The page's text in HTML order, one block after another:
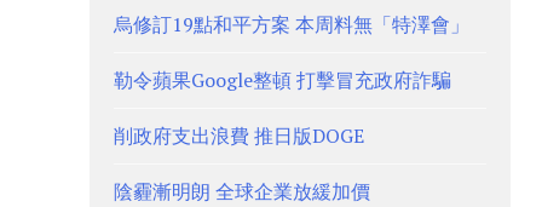
烏修訂19點和平方案 本周料無「特澤會」
勒令蘋果Google整頓 打擊冒充政府詐騙
削政府支出浪費 推日版DOGE
陰霾漸明朗 全球企業放緩加價